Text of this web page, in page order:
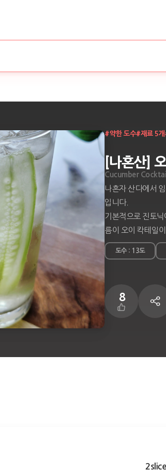
#약한 도수#재료 5개
[나혼산]
Cucumber Cocktail
나혼자 산다에서
입니다.
기본적으로 진토닉
름이 오이 칵테일
도수 : 13도
8
2slice